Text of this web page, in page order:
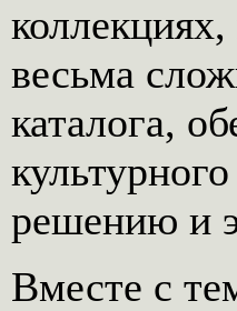
весьма
каталога,
решению и
Вместе с